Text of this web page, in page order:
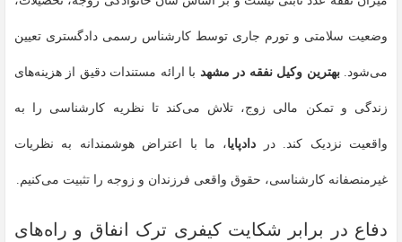
وضعیت سلامتی و تورم جاری توسط کارشناس رسمی دادگستری تعیین
می‌شود.بهترین وکیل نفقه در مشهد با ارائه مستندات دقیق از هزینه‌های
زندگی و تمکن مالی زوج، تلاش می‌کند تا نظریه کارشناسی را به
واقعیت نزدیک کند. در دادپایا، ما با اعتراض هوشمندانه به نظریات
غیرمنصفانه کارشناسی، حقوق واقعی فرزندان و زوجه را تثبیت می‌کنیم.
دفاع در برابر شکایت کیفری ترک انفاق و راه‌های